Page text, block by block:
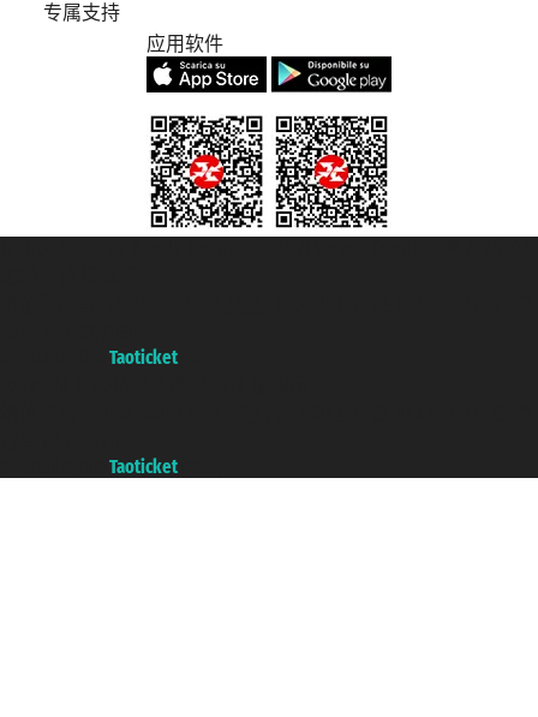
专属支持
应用软件
Taoticket
Taoticket